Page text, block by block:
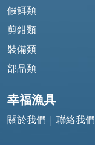
假餌類
剪鉗類
裝備類
部品類
幸福漁具
關於我們 | 聯絡我們